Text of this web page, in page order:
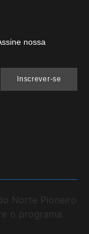
nossa
Inscrever-se